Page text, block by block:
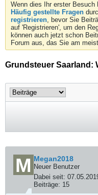
Wenn dies Ihr erster
Häufig gestellte Fragen
registrieren, bevor Sie
auf 'Registrieren', um den
können auch jetzt schon
Forum aus, das Sie am
Grundsteuer Saarland:
Megan2018
Neuer Benutzer
Dabei seit:
Beiträge: 15